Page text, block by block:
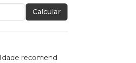
Calcular
Idade recomendada